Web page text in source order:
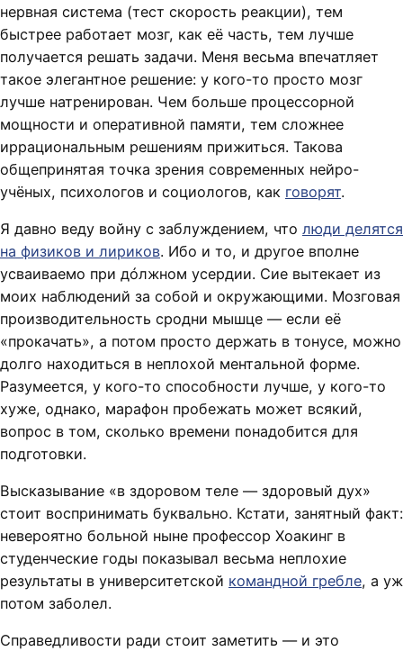
нервная система (тест скорость реакции), тем
быстрее работает мозг, как её часть, тем лучше
получается решать задачи. Меня весьма впечатляет
такое элегантное решение: у кого-то просто мозг
лучше натренирован. Чем больше процессорной
мощности и оперативной памяти, тем сложнее
иррациональным решениям прижиться. Такова
общепринятая точка зрения современных нейро-
учёных, психологов и социологов, как говорят.
Я давно веду войну с заблуждением, что люди делятся
на физиков и лириков. Ибо и то, и другое вполне
усваиваемо при дóлжном усердии. Сие вытекает из
моих наблюдений за собой и окружающими. Мозговая
производительность сродни мышце — если её
«прокачать», а потом просто держать в тонусе, можно
долго находиться в неплохой ментальной форме.
Разумеется, у кого-то способности лучше, у кого-то
хуже, однако, марафон пробежать может всякий,
вопрос в том, сколько времени понадобится для
подготовки.
Высказывание «в здоровом теле — здоровый дух»
стоит воспринимать буквально. Кстати, занятный факт:
невероятно больной ныне профессор Хоакинг в
студенческие годы показывал весьма неплохие
результаты в университетской командной гребле, а уж
потом заболел.
Справедливости ради стоит заметить — и это